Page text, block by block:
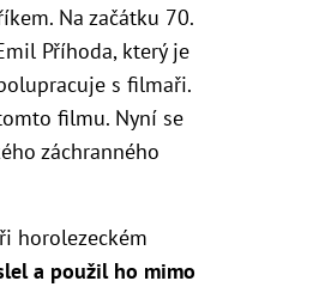
Na začátku 70.
Příhoda, který je
s filmaři.
filmu. Nyní se
záchranného
horolezeckém
a použil ho mimo